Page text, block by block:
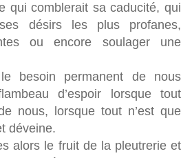
qui comblerait sa caducité, qui
désirs les plus profanes,
ou encore soulager une
besoin permanent de nous
d’espoir lorsque tout
nous, lorsque tout n’est que
déveine.
alors le fruit de la pleutrerie et